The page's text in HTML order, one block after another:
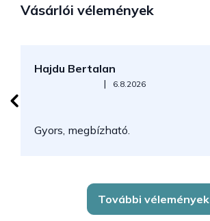
Vásárlói vélemények
Hajdu Bertalan
Az áruház értékelése 5-ből 5 csillag.
| 6.8.2026
Gyors, megbízható.
További vélemények